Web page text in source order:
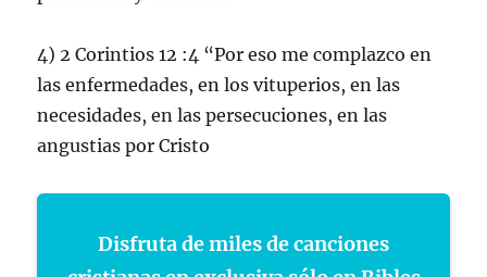
4) 2 Corintios 12 :4 “Por eso me complazco en
las enfermedades, en los vituperios, en las
necesidades, en las persecuciones, en las
angustias por Cristo
Disfruta de miles de canciones